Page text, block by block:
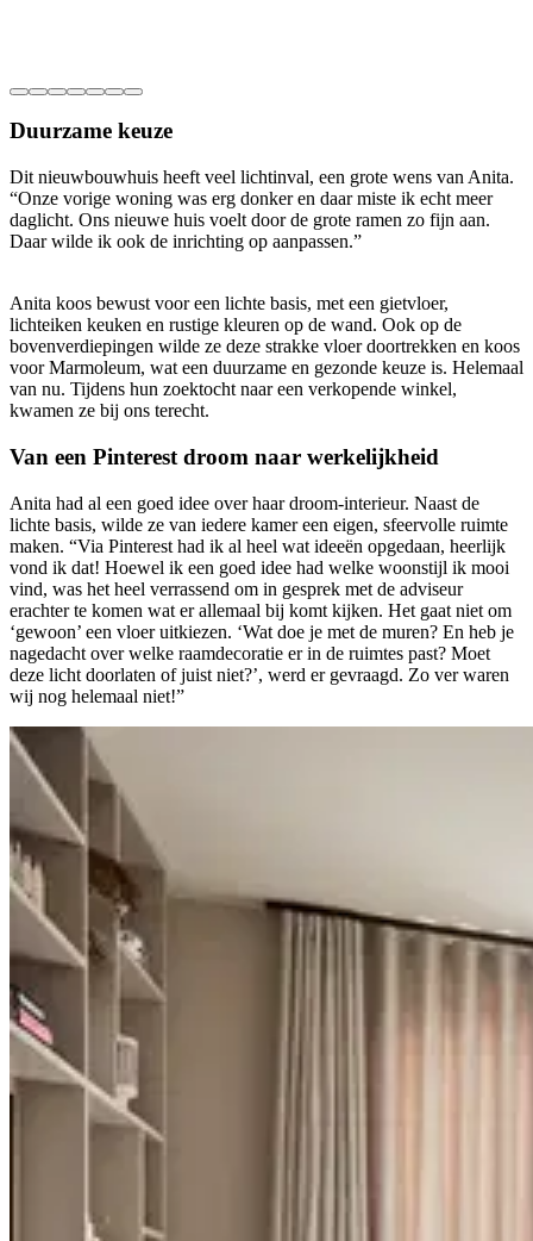
Duurzame keuze
Dit nieuwbouwhuis heeft veel lichtinval, een grote wens van Anita.
“Onze vorige woning was erg donker en daar miste ik echt meer
daglicht. Ons nieuwe huis voelt door de grote ramen zo fijn aan.
Daar wilde ik ook de inrichting op aanpassen.”
Anita koos bewust voor een lichte basis, met een gietvloer,
lichteiken keuken en rustige kleuren op de wand. Ook op de
bovenverdiepingen wilde ze deze strakke vloer doortrekken en koos
voor Marmoleum, wat een duurzame en gezonde keuze is. Helemaal
van nu. Tijdens hun zoektocht naar een verkopende winkel,
kwamen ze bij ons terecht.
Van een Pinterest droom naar werkelijkheid
Anita had al een goed idee over haar droom-interieur. Naast de
lichte basis, wilde ze van iedere kamer een eigen, sfeervolle ruimte
maken. “Via Pinterest had ik al heel wat ideeën opgedaan, heerlijk
vond ik dat! Hoewel ik een goed idee had welke woonstijl ik mooi
vind, was het heel verrassend om in gesprek met de adviseur
erachter te komen wat er allemaal bij komt kijken. Het gaat niet om
‘gewoon’ een vloer uitkiezen. ‘Wat doe je met de muren? En heb je
nagedacht over welke raamdecoratie er in de ruimtes past? Moet
deze licht doorlaten of juist niet?’, werd er gevraagd. Zo ver waren
wij nog helemaal niet!”